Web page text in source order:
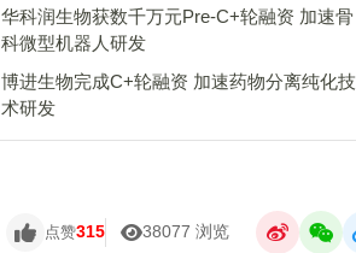
华科润生物获数千万元Pre-C+轮融资 加速骨
科微型机器人研发
博进生物完成C+轮融资 加速药物分离纯化技
术研发
点赞315 38077 浏览